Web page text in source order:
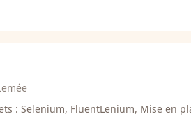
: Selenium, FluentLenium, Mise en